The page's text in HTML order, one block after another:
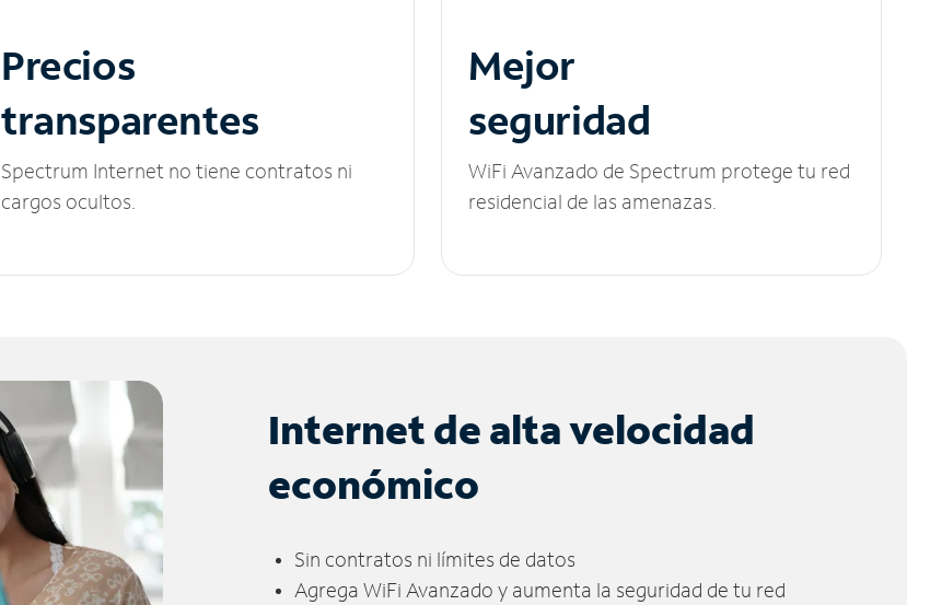
Precios
transparentes
Spectrum Internet no tiene contratos ni
cargos ocultos.
Mejor
seguridad
WiFi Avanzado de Spectrum protege tu red
residencial de las amenazas.
Internet de alta velocidad
económico
Sin contratos ni límites de datos
Agrega WiFi Avanzado y aumenta la seguridad de tu red